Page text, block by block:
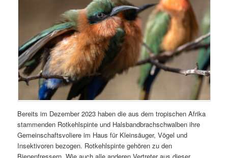
Bereits im Dezember 2023 haben die aus dem tropischen Afrika
stammenden Rotkehlspinte und Halsbandbrachschwalben ihre
Gemeinschaftsvoliere im Haus für Kleinsäuger, Vögel und
Insektivoren bezogen. Rotkehlspinte gehören zu den